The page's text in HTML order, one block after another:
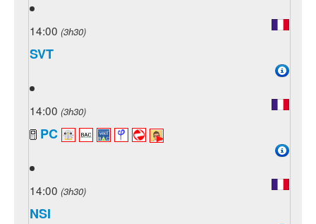
14:00 (3h30)
SVT
14:00 (3h30)
PC
14:00 (3h30)
NSI